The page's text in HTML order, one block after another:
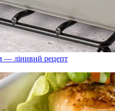
— лінивий рецепт